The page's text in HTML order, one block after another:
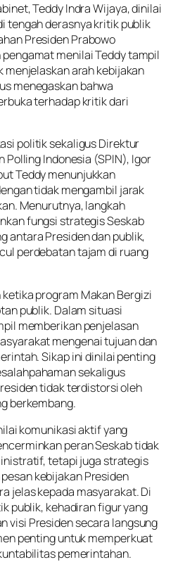
Teddy Indra Wijaya, dinilai
tengah derasnya kritik publik
Presiden Prabowo
menilai Teddy tampil
menjelaskan arah kebijakan
menegaskan bahwa
terhadap kritik dari
politik sekaligus Direktur
Polling Indonesia (SPIN), Igor
Teddy menunjukkan
tidak mengambil jarak
Menurutnya, langkah
fungsi strategis Seskab
antara Presiden dan publik,
perdebatan tajam di ruang
program Makan Bergizi
publik. Dalam situasi
memberikan penjelasan
mengenai tujuan dan
Sikap ini dinilai penting
sekaligus
tidak terdistorsi oleh
berkembang.
komunikasi aktif yang
peran Seskab tidak
tetapi juga strategis
kebijakan Presiden
jelas kepada masyarakat. Di
publik, kehadiran figur yang
visi Presiden secara langsung
penting untuk memperkuat
pemerintahan.